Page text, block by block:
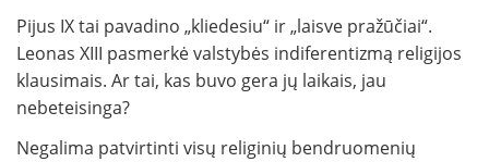
Pijus IX tai pavadino „kliedesiu“ ir „laisve pražūčiai“.
Leonas XIII pasmerkė valstybės indiferentizmą religijos
klausimais. Ar tai, kas buvo gera jų laikais, jau
nebeteisinga?
Negalima patvirtinti visų religinių bendruomenių